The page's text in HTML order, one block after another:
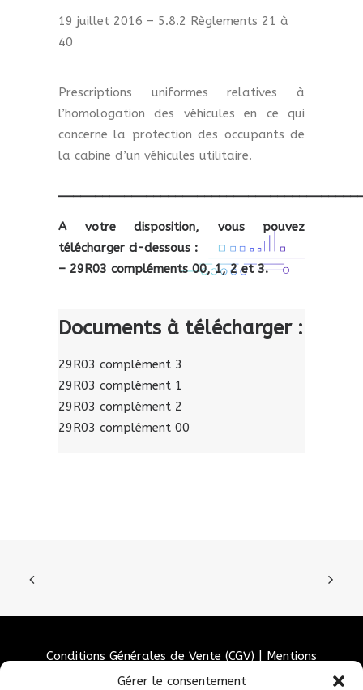
Gérer le consentement
19 juillet 2016 – 5.8.2 Règlements 21 à
40
Prescriptions uniformes relatives à
l’homologation des véhicules en ce qui
concerne la protection des occupants de
la cabine d’un véhicules utilitaire.
A votre disposition, vous pouvez
télécharger ci-dessous :
– 29R03 compléments 00, 1, 2 et 3.
Documents à télécharger :
29R03 complément 3
29R03 complément 1
29R03 complément 2
29R03 complément 00
Conditions Générales de Vente (CGV)
Mentions
Politique de confidentialité